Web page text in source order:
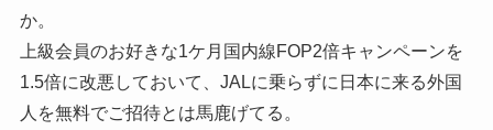
か。
上級会員のお好きな1ケ月国内線FOP2倍キャンペーンを
1.5倍に改悪しておいて、JALに乗らずに日本に来る外国
人を無料でご招待とは馬鹿げてる。